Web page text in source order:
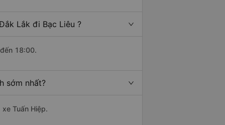
Lắk đi Bạc Liêu ?
18:00.
sớm nhất?
Tuấn Hiệp.